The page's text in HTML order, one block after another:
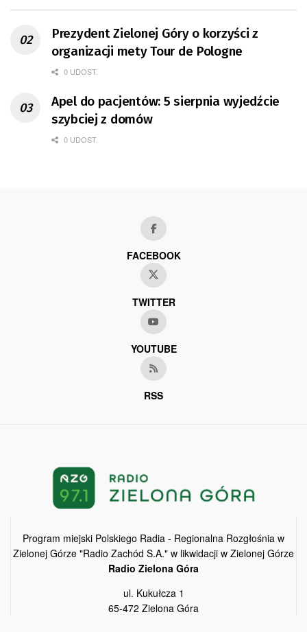
Prezydent Zielonej Góry o korzyści z
organizacji mety Tour de Pologne
0 UDOST.
Apel do pacjentów: 5 sierpnia wyjedźcie
szybciej z domów
0 UDOST.
FACEBOOK
TWITTER
YOUTUBE
RSS
Program miejski Polskiego Radia - Regionalna Rozgłośnia w
Zielonej Górze "Radio Zachód S.A." w likwidacji w Zielonej Górze
Radio Zielona Góra
ul. Kukułcza 1
65-472 Zielona Góra